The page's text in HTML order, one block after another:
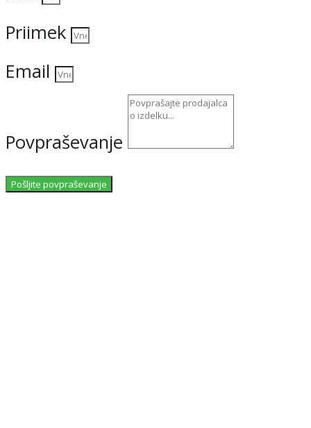
Priimek
Email
Povpraševanje
Pošljite povpraševanje